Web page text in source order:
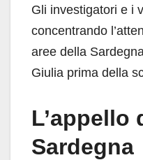
Gli investigatori e i
concentrando
aree della
Giulia prima della
L’appello
Sardegna